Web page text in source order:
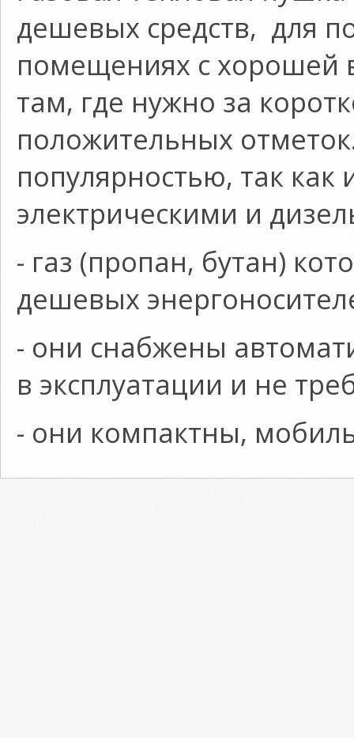
дешевых средств, для
помещениях с хорошей
там, где нужно за
положительных
популярностью, так
электрическими и
- газ (пропан, бутан)
дешевых
- они снабжены
в эксплуатации и не
- они компактны,